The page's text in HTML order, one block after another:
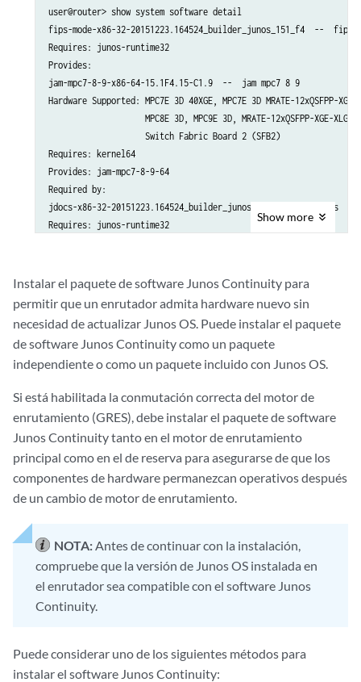
user@router> show system software detail
fips-mode-x86-32-20151223.164524_builder_junos_151_f4  --  fips
Requires: junos-runtime32
Provides:
jam-mpc7-8-9-x86-64-15.1F4.15-C1.9  --  jam mpc7 8 9
Hardware Supported: MPC7E 3D 40XGE, MPC7E 3D MRATE-12xQSFPP-XGE-
MPC8E 3D, MPC9E 3D, MRATE-12xQSFPP-XGE-XLGE-
                    Switch Fabric Board 2 (SFB2)
Requires: kernel64
Provides: jam-mpc7-8-9-64
Required by:
jdocs-x86-32-20151223.164524_builder_junos_151_f4  --  jdocs
Requires: junos-runtime32
Requires: junos-runtime32
jpfe-common-x86-32-20151223.164524_builder_junos_151_f4  --  jpfe
...
Show more
Instalar el paquete de software Junos Continuity para
permitir que un enrutador admita hardware nuevo sin
necesidad de actualizar Junos OS. Puede instalar el paquete
de software Junos Continuity como un paquete
independiente o como un paquete incluido con Junos OS.
Si está habilitada la conmutación correcta del motor de
enrutamiento (GRES), debe instalar el paquete de software
Junos Continuity tanto en el motor de enrutamiento
principal como en el de reserva para asegurarse de que los
componentes de hardware permanezcan operativos después
de un cambio de motor de enrutamiento.
NOTA: Antes de continuar con la instalación,
compruebe que la versión de Junos OS instalada en
el enrutador sea compatible con el software Junos
Continuity.
Puede considerar uno de los siguientes métodos para
instalar el software Junos Continuity: